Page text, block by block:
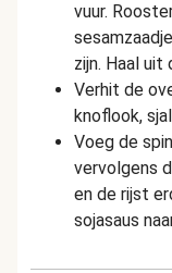
vuur.
zijn. Haal uit
Verhit de
knoflook,
Voeg de
vervolgens
en de rijst
sojasaus